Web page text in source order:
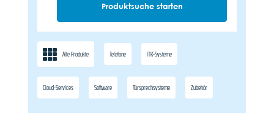
Alle Produkte Telefone ITK-Systeme
Cloud-Services Software Türsprechsysteme Zubehör